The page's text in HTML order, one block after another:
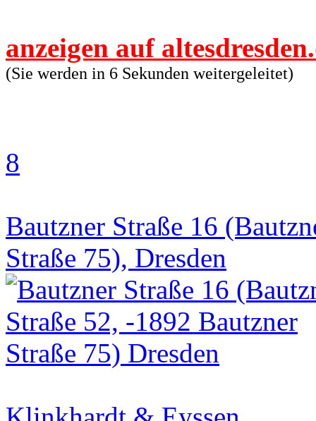
anzeigen auf
(Sie werden in 6 Sekunden weitergeleitet)
8
Bautzner Straße 16
Straße 75), Dresden